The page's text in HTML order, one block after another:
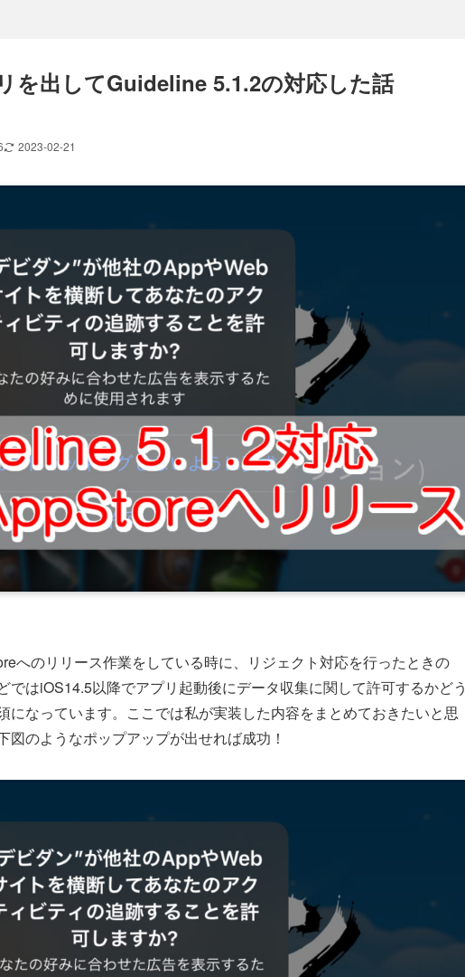
を出してGuideline 5.1.2の対応した話
2023-02-21
へのリリース作業をしている時に、リジェクト対応を行ったときの
ではiOS14.5以降でアプリ起動後にデータ収集に関して許可するかどう
になっています。ここでは私が実装した内容をまとめておきたいと思
図のようなポップアップが出せれば成功！